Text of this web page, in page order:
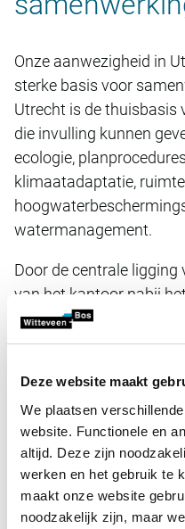
Deze website maakt
We plaatsen
website. Functionele en
altijd. Deze zijn
werken en het gebruik te
maakt onze website
noodzakelijk zijn, maar
Onze aanwezigheid in
sterke basis voor
Utrecht is de thuisbasis
die invulling kunnen
ecologie,
klimaatadaptatie,
watermanagement.
Door de centrale ligging
van het kantoor nabij
Utrecht een uitgelezen
onze